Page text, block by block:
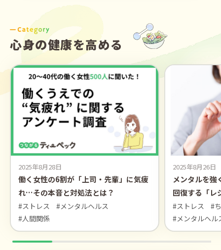
心身の健康を高める
2025年8月28日
働く女性の6割が「上司・先輩」に気疲
れ…その本音と対処法とは？
#ストレス
#メンタルヘルス
#人間関係
2025年8月26日
メンタルを強
回復する「レ
る方法【専門
#ストレス
#
#メンタルヘル